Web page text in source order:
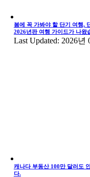
봄에 꼭 가봐야 할 단기 여행,
2026년판 여행 가이드가 나왔
Last Updated: 2026년
캐나다 부동산 100만 달러도
다.